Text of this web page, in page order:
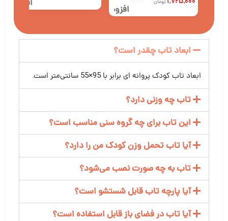
تومان
افزودن
علاقه
مندی
افزودن
علاقه
ها
ابعاد تاب چقدر است؟
ابعاد تاب کودک پروانه ای برابر با 95×55 سانتی‌متر است.
تاب چه وزنی دارد؟
این تاب برای چه گروه سنی مناسب است؟
آیا تاب تحمل وزن کودک من را دارد؟
تاب به چه صورت نصب می‌شود؟
آیا پارچه تاب قابل شستشو است؟
آیا تاب در فضای باز قابل استفاده است؟